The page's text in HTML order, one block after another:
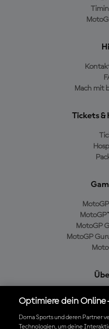
Mach mit
Tickets
MotoGP
MotoGP
Cookie-
Optimiere dein
Dorna Sports und deren Partner
Technologien, um deine